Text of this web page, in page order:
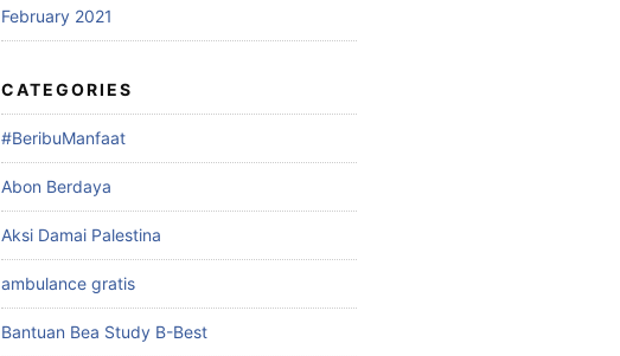
February 2021
CATEGORIES
#BeribuManfaat
Abon Berdaya
Aksi Damai Palestina
ambulance gratis
Bantuan Bea Study B-Best